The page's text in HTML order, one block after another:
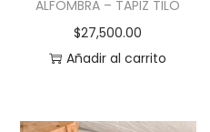
ALFOMBRA – TAPIZ TILO
$27,500.00
Añadir al carrito